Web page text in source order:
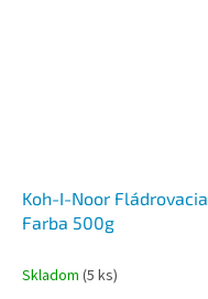
Koh-I-Noor Fládrovacia
Farba 500g
Skladom (5 ks)